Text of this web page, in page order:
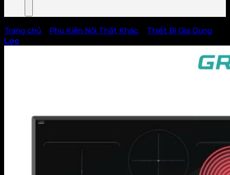
Trang chủ Phụ Kiện Nội Thất Khác
Thiết Bị Gia Dụng
Lọc